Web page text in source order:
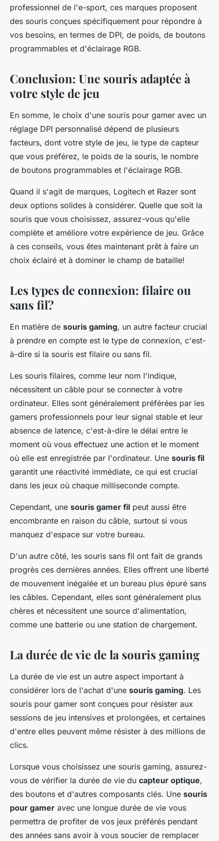
professionnel de l'e-sport, ces marques proposent
des souris conçues spécifiquement pour répondre à
vos besoins, en termes de DPI, de poids, de boutons
programmables et d'éclairage RGB.
Conclusion: Une souris adaptée à
votre style de jeu
En somme, le choix d'une souris pour gamer avec un
réglage DPI personnalisé dépend de plusieurs
facteurs, dont votre style de jeu, le type de capteur
que vous préférez, le poids de la souris, le nombre
de boutons programmables et l'éclairage RGB.
Quand il s'agit de marques, Logitech et Razer sont
deux options solides à considérer. Quelle que soit la
souris que vous choisissez, assurez-vous qu'elle
complète et améliore votre expérience de jeu. Grâce
à ces conseils, vous êtes maintenant prêt à faire un
choix éclairé et à dominer le champ de bataille!
Les types de connexion: filaire ou
sans fil?
En matière de souris gaming, un autre facteur crucial
à prendre en compte est le type de connexion, c'est-
à-dire si la souris est filaire ou sans fil.
Les souris filaires, comme leur nom l'indique,
nécessitent un câble pour se connecter à votre
ordinateur. Elles sont généralement préférées par les
gamers professionnels pour leur signal stable et leur
absence de latence, c'est-à-dire le délai entre le
moment où vous effectuez une action et le moment
où elle est enregistrée par l'ordinateur. Une souris fil
garantit une réactivité immédiate, ce qui est crucial
dans les jeux où chaque milliseconde compte.
Cependant, une souris gamer fil peut aussi être
encombrante en raison du câble, surtout si vous
manquez d'espace sur votre bureau.
D'un autre côté, les souris sans fil ont fait de grands
progrès ces dernières années. Elles offrent une liberté
de mouvement inégalée et un bureau plus épuré sans
les câbles. Cependant, elles sont généralement plus
chères et nécessitent une source d'alimentation,
comme une batterie ou une station de chargement.
La durée de vie de la souris gaming
La durée de vie est un autre aspect important à
considérer lors de l'achat d'une souris gaming. Les
souris pour gamer sont conçues pour résister aux
sessions de jeu intensives et prolongées, et certaines
d'entre elles peuvent même résister à des millions de
clics.
Lorsque vous choisissez une souris gaming, assurez-
vous de vérifier la durée de vie du capteur optique,
des boutons et d'autres composants clés. Une souris
pour gamer avec une longue durée de vie vous
permettra de profiter de vos jeux préférés pendant
des années sans avoir à vous soucier de remplacer